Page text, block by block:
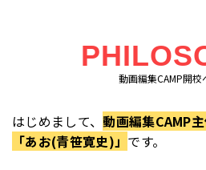
動画編集CAMP開校
はじめまして、動画編集CAMP
「あお(青笹寛史)」 です。